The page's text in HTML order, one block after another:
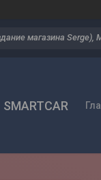
магазина Serge),
SMARTCAR